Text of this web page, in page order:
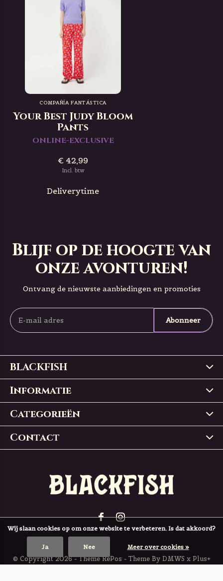
COMPAÑÍA FANTÁSTICA
Your Best Judy Bloom
Pants
ONLINE-EXCLUSIVE
€ 42,99
Incl. btw
Deliverytime
Blijf op de hoogte van
onze avonturen!
Ontvang de nieuwste aanbiedingen en promoties
Abonneer
BLACKFISH
Informatie
Categorieën
Contact
© Copyright2026- Theme RePos - Theme By DMWS x Plus+
Wij slaan cookies op om onze website te verbeteren. Is dat akkoord?
Ja Nee Meer over cookies »